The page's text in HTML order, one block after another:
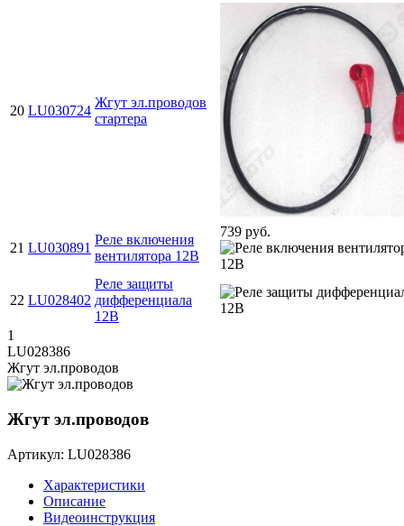
20 LU030724
Жгут эл.проводов
стартера
21 LU030891
Реле включения
вентилятора 12В
739 руб.
22 LU028402
Реле защиты
дифференциала
12В
1
LU028386
Жгут эл.проводов
Жгут эл.проводов
Артикул: LU028386
Характеристики
Описание
Видеоинструкция